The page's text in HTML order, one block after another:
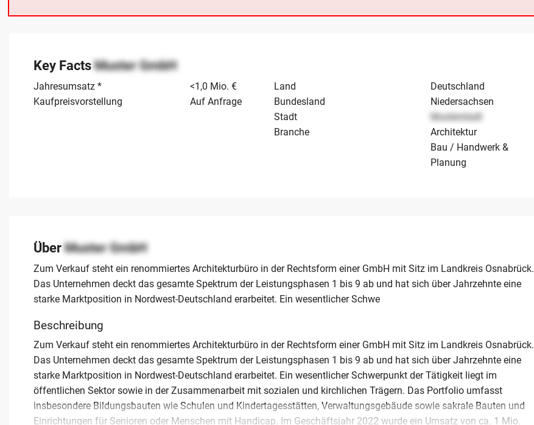
Key FactsMuster GmbH
Jahresumsatz *
<1,0 Mio. €
Kaufpreisvorstellung
Auf Anfrage
Land
Deutschland
Bundesland
Niedersachsen
Stadt
Musterstadt
Branche
Architektur
Bau / Handwerk &
Planung
ÜberMuster GmbH
Zum Verkauf steht ein renommiertes Architekturbüro in der Rechtsform einer GmbH mit Sitz im Landkreis Osnabrück.
Das Unternehmen deckt das gesamte Spektrum der Leistungsphasen 1 bis 9 ab und hat sich über Jahrzehnte eine
starke Marktposition in Nordwest-Deutschland erarbeitet. Ein wesentlicher Schwe
Beschreibung
Zum Verkauf steht ein renommiertes Architekturbüro in der Rechtsform einer GmbH mit Sitz im Landkreis Osnabrück.
Das Unternehmen deckt das gesamte Spektrum der Leistungsphasen 1 bis 9 ab und hat sich über Jahrzehnte eine
starke Marktposition in Nordwest-Deutschland erarbeitet. Ein wesentlicher Schwerpunkt der Tätigkeit liegt im
öffentlichen Sektor sowie in der Zusammenarbeit mit sozialen und kirchlichen Trägern. Das Portfolio umfasst
insbesondere Bildungsbauten wie Schulen und Kindertagesstätten, Verwaltungsgebäude sowie sakrale Bauten und
Einrichtungen für Senioren oder Menschen mit Handicap. Im Geschäftsjahr 2022 wurde ein Umsatz von ca. 1 Mio.